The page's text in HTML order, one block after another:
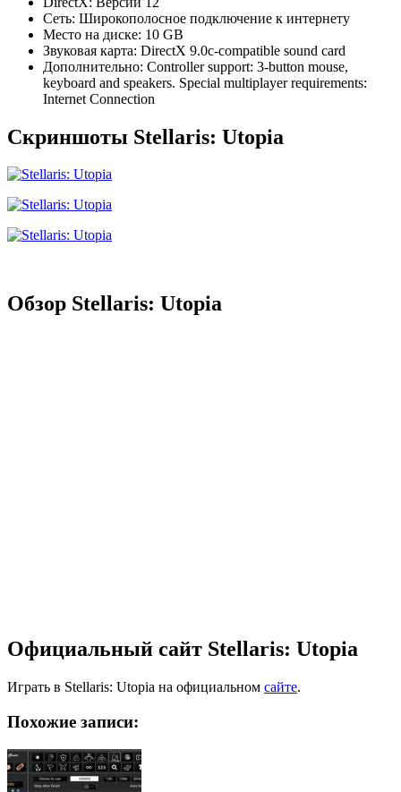
Сеть: Широкополосное подключение к интернету
Место на диске: 10 GB
Звуковая карта: DirectX 9.0c-compatible sound card
Дополнительно: Controller support: 3-button mouse,
keyboard and speakers. Special multiplayer requirements:
Internet Connection
Скриншоты Stellaris: Utopia
Обзор Stellaris: Utopia
Официальный сайт Stellaris: Utopia
Играть в Stellaris: Utopia на официальном сайте.
Похожие записи: